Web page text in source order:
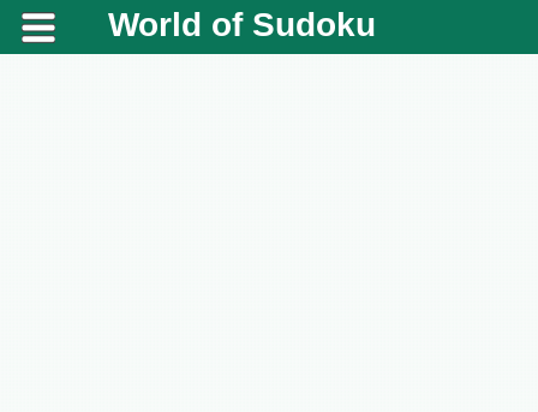
World of Sudoku